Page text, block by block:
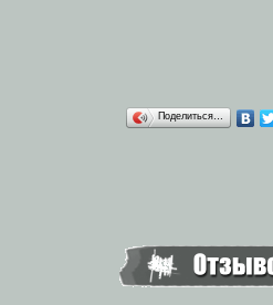
Поделиться…